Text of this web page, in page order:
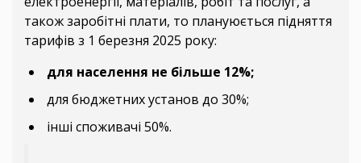
також заробітні плати, то плануюється підняття
тарифів з 1 березня 2025 року:
для населення не більше 12%;
для бюджетних установ до 30%;
інші споживачі 50%.